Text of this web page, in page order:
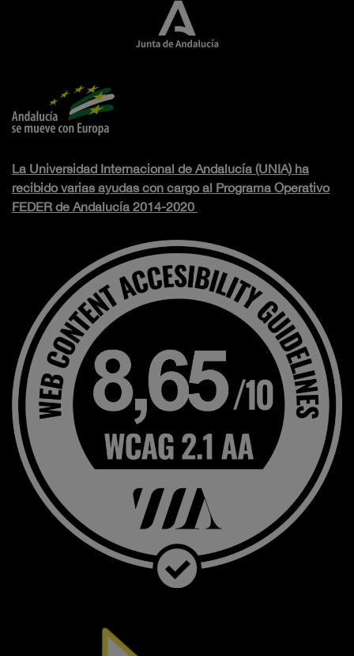
La Universidad Internacional de Andalucía (UNIA) ha
recibido varias ayudas con cargo al Programa Operativo
FEDER de Andalucía 2014-2020